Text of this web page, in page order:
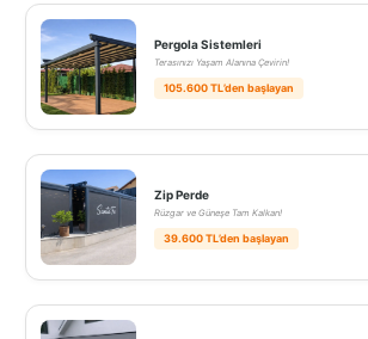
Pergola Sistemleri
Terasınızı Yaşam Alanına Çevirin!
105.600 TL’den başlayan
Zip Perde
Rüzgar ve Güneşe Tam Kalkan!
39.600 TL’den başlayan